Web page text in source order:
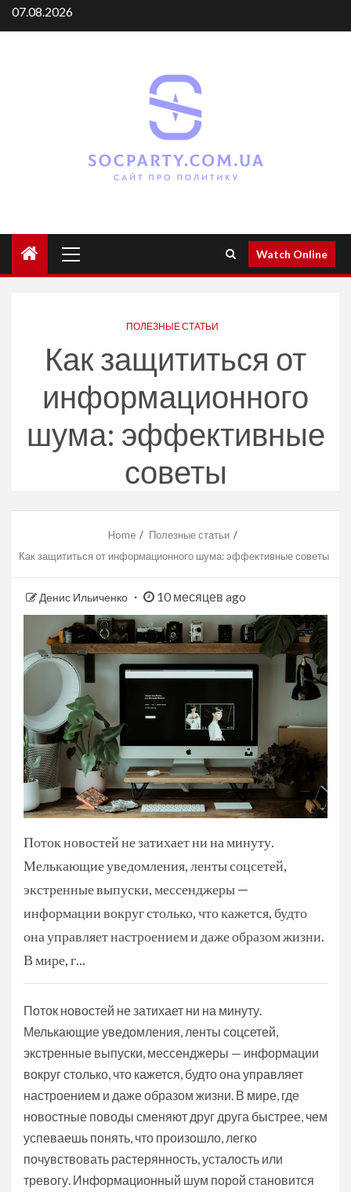
Skip
to
07.08.2026
Menu
Watch Online
ПОЛЕЗНЫЕ СТАТЬИ
Как защититься от
информационного
шума: эффективные
советы
Home
Полезные статьи
Как защититься от информационного шума: эффективные советы
Денис Ильиченко 10 месяцев ago
Поток новостей не затихает ни на минуту.
Мелькающие уведомления, ленты соцсетей,
экстренные выпуски, мессенджеры —
информации вокруг столько, что кажется, будто
она управляет настроением и даже образом жизни.
В мире, г...
Поток новостей не затихает ни на минуту.
Мелькающие уведомления, ленты соцсетей,
экстренные выпуски, мессенджеры — информации
вокруг столько, что кажется, будто она управляет
настроением и даже образом жизни. В мире, где
новостные поводы сменяют друг друга быстрее, чем
успеваешь понять, что произошло, легко
почувствовать растерянность, усталость или
тревогу. Информационный шум порой становится